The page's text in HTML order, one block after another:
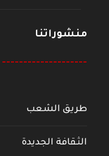
منشوراتنا
--------------------
طريق الشعب
الثقافة الجديدة